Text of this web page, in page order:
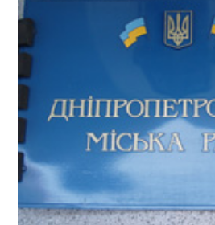
РУС
УКР
КТАТ
ДОЛУЧАЙСЯ!